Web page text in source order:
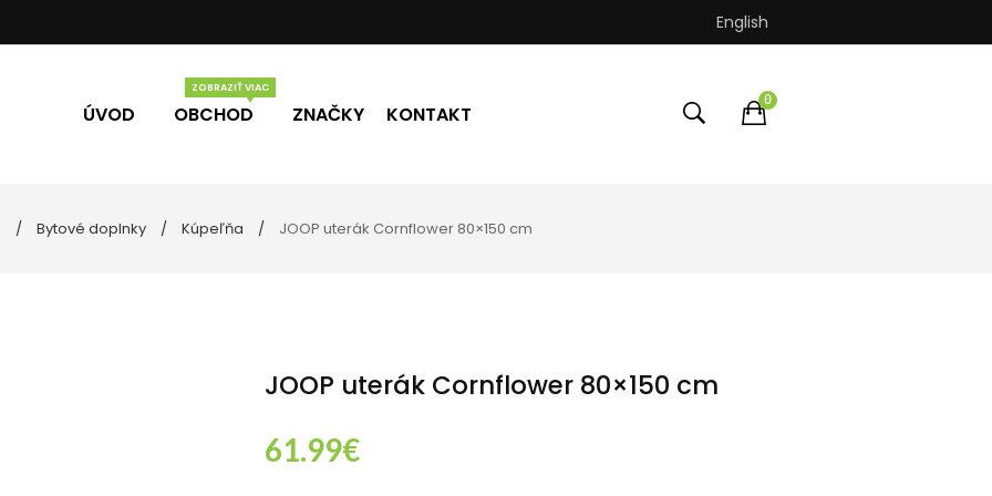
English
ÚVOD OBCHOD
Vône Darčekové poukážky
ZNAČKY KONTAKT
0
Bytové doplnky Kúpeľňa JOOP uterák Cornflower 80×150 cm
JOOP uterák Cornflower 80×150 cm
61.99€